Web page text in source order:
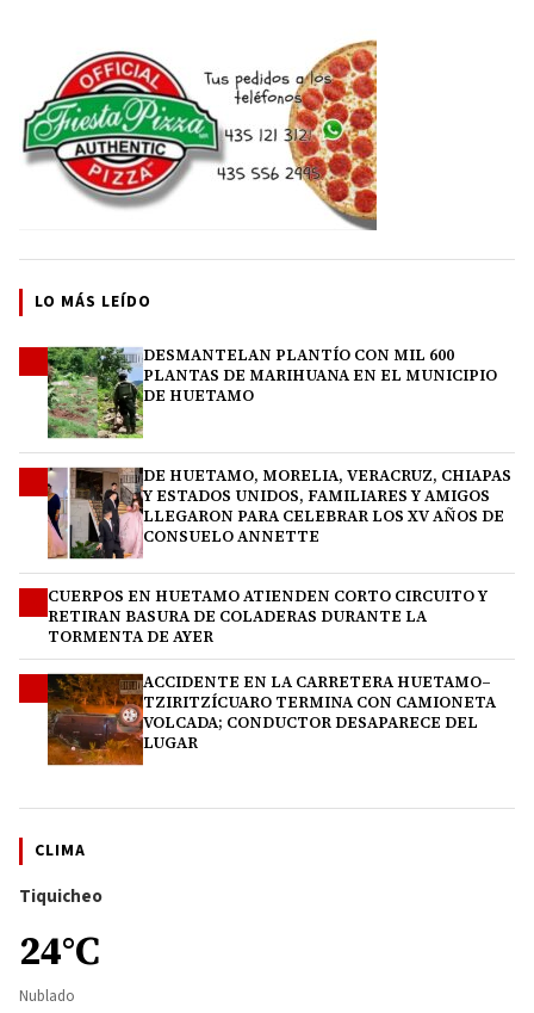
LO MÁS LEÍDO
DESMANTELAN PLANTÍO CON MIL 600
PLANTAS DE MARIHUANA EN EL MUNICIPIO
DE HUETAMO
DE HUETAMO, MORELIA, VERACRUZ, CHIAPAS
Y ESTADOS UNIDOS, FAMILIARES Y AMIGOS
LLEGARON PARA CELEBRAR LOS XV AÑOS DE
CONSUELO ANNETTE
CUERPOS EN HUETAMO ATIENDEN CORTO CIRCUITO Y
RETIRAN BASURA DE COLADERAS DURANTE LA
TORMENTA DE AYER
ACCIDENTE EN LA CARRETERA HUETAMO–
TZIRITZÍCUARO TERMINA CON CAMIONETA
VOLCADA; CONDUCTOR DESAPARECE DEL
LUGAR
CLIMA
Tiquicheo
24°C
Nublado